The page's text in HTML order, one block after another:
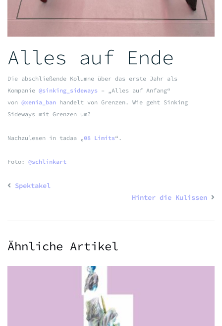
Alles auf Ende
Die abschließende Kolumne über das erste Jahr als
Kompanie @sinking_sideways – „Alles auf Anfang“
von @xenia_ban handelt von Grenzen. Wie geht Sinking
Sideways mit Grenzen um?
Nachzulesen in tadaa „08 Limits“.
Foto: @schlinkart
Spektakel
Hinter die Kulissen
Ähnliche Artikel